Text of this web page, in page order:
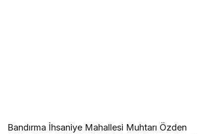
Bandırma İhsaniye Mahallesi Muhtarı Özden